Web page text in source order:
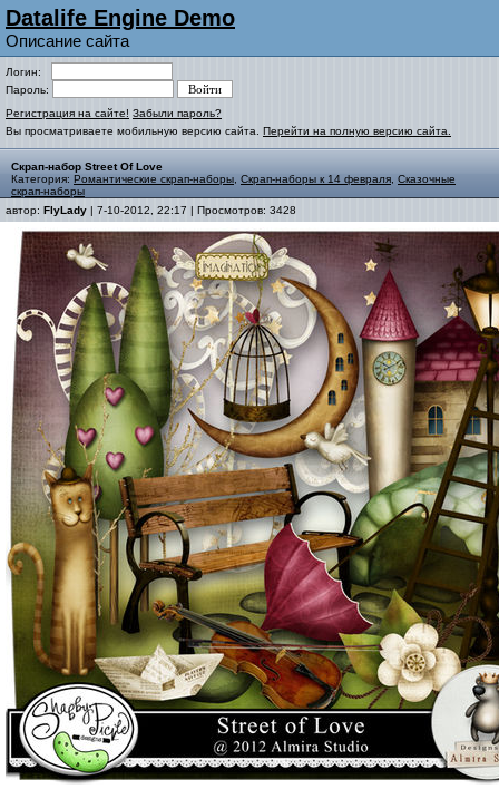
Datalife Engine Demo
Описание сайта
Логин:
Пароль:
Регистрация на сайте! Забыли пароль?
Вы просматриваете мобильную версию сайта. Перейти на полную версию сайта.
Скрап-набор Street Of Love
Категория: Романтические скрап-наборы Скрап-наборы к 14 февраля Сказочные
скрап-наборы
автор: FlyLady | 7-10-2012, 22:17 | Просмотров: 3428